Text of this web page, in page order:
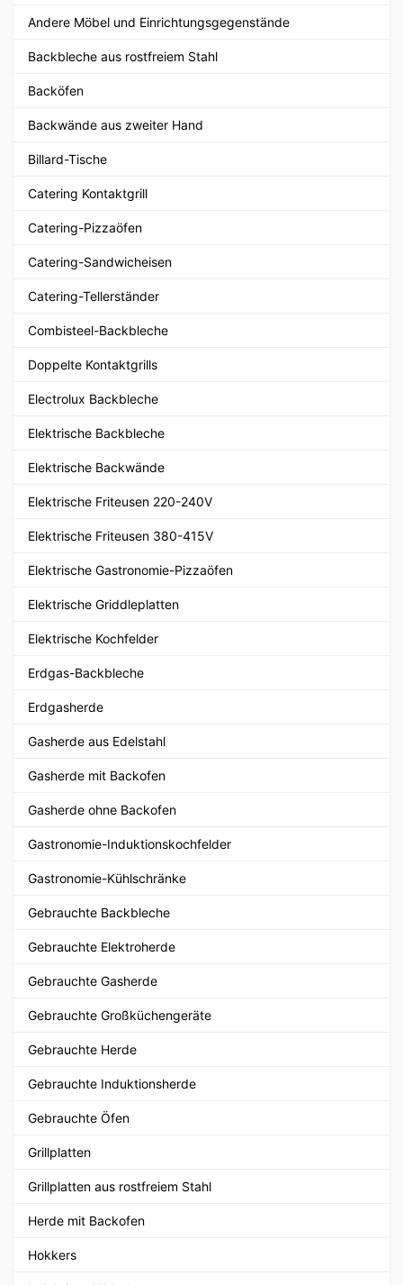
Andere Möbel und Einrichtungsgegenstände
Backbleche aus rostfreiem Stahl
Backöfen
Backwände aus zweiter Hand
Billard-Tische
Catering Kontaktgrill
Catering-Pizzaöfen
Catering-Sandwicheisen
Catering-Tellerständer
Combisteel-Backbleche
Doppelte Kontaktgrills
Electrolux Backbleche
Elektrische Backbleche
Elektrische Backwände
Elektrische Friteusen 220-240V
Elektrische Friteusen 380-415V
Elektrische Gastronomie-Pizzaöfen
Elektrische Griddleplatten
Elektrische Kochfelder
Erdgas-Backbleche
Erdgasherde
Gasherde aus Edelstahl
Gasherde mit Backofen
Gasherde ohne Backofen
Gastronomie-Induktionskochfelder
Gastronomie-Kühlschränke
Gebrauchte Backbleche
Gebrauchte Elektroherde
Gebrauchte Gasherde
Gebrauchte Großküchengeräte
Gebrauchte Herde
Gebrauchte Induktionsherde
Gebrauchte Öfen
Grillplatten
Grillplatten aus rostfreiem Stahl
Herde mit Backofen
Hokkers